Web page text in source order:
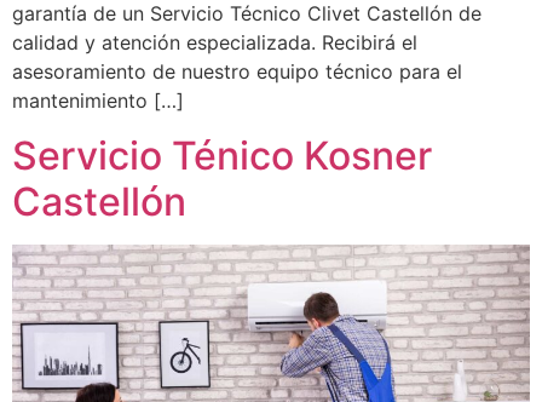
garantía de un Servicio Técnico Clivet Castellón de
calidad y atención especializada. Recibirá el
asesoramiento de nuestro equipo técnico para el
mantenimiento […]
Servicio Ténico Kosner
Castellón